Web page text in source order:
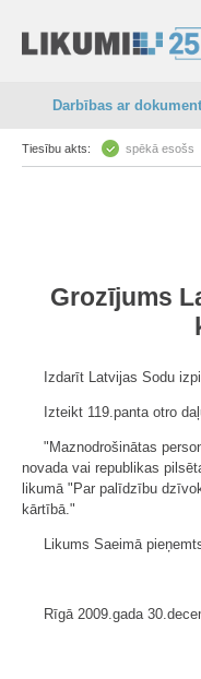
Darbības ar
Tiesību akts: spēkā esošs
Grozījums
Izdarīt Latvijas Sodu
Izteikt 119.panta otro
"Maznodrošinātas
novada vai republikas
likumā "Par palīdzību
kārtībā."
Likums Saeimā
Rīgā 2009.gada